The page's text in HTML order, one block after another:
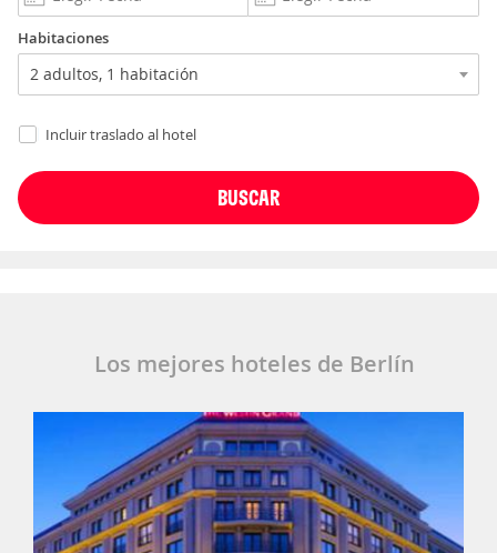
Habitaciones
Incluir traslado al hotel
Los mejores hoteles de Berlín